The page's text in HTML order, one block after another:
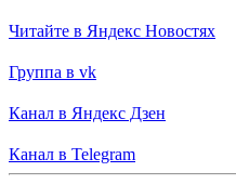
Читайте в Яндекс Новостях
Группа в vk
Канал в Яндекс Дзен
Канал в Telegram